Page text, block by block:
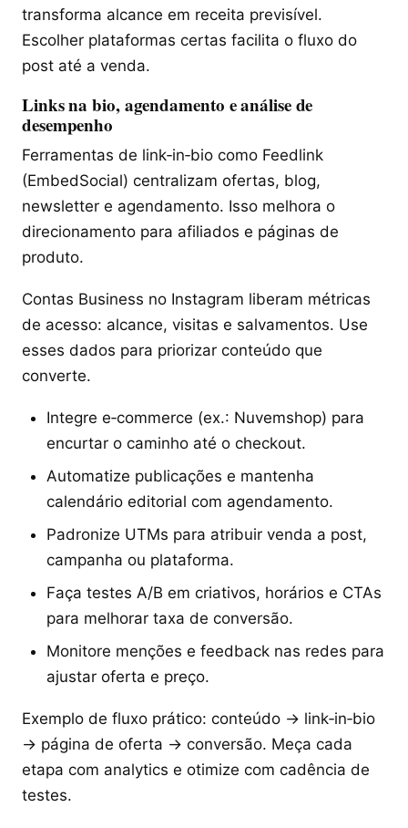
transforma alcance em receita previsível.
Escolher plataformas certas facilita o fluxo do
post até a venda.
Links na bio, agendamento e análise de
desempenho
Ferramentas de link‑in‑bio como Feedlink
(EmbedSocial) centralizam ofertas, blog,
newsletter e agendamento. Isso melhora o
direcionamento para afiliados e páginas de
produto.
Contas Business no Instagram liberam métricas
de acesso: alcance, visitas e salvamentos. Use
esses dados para priorizar conteúdo que
converte.
Integre e‑commerce (ex.: Nuvemshop) para
encurtar o caminho até o checkout.
Automatize publicações e mantenha
calendário editorial com agendamento.
Padronize UTMs para atribuir venda a post,
campanha ou plataforma.
Faça testes A/B em criativos, horários e CTAs
para melhorar taxa de conversão.
Monitore menções e feedback nas redes para
ajustar oferta e preço.
Exemplo de fluxo prático: conteúdo → link‑in‑bio
→ página de oferta → conversão. Meça cada
etapa com analytics e otimize com cadência de
testes.